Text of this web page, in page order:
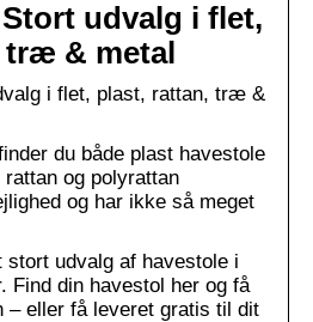
udvalg i flet,
træ & metal
i flet, plast, rattan, træ &
du både plast havestole
og polyrattan
og har ikke så meget
stort udvalg af havestole i
Find din havestol her og få
– eller få leveret gratis til dit